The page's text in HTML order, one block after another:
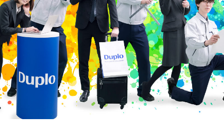
個人向けプラン
法人向けプラン
学校向けプラン
契約内容・クーポン